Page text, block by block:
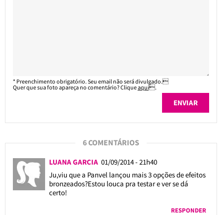
* Preenchimento obrigatório. Seu email não será divulgado.
Quer que sua foto apareça no comentário? Cliqueaqui.
6 COMENTÁRIOS
LUANA GARCIA 01/09/2014 - 21h40
Ju,viu que a Panvel lançou mais 3 opções de efeitos
bronzeados?Estou louca pra testar e ver se dá
certo!
RESPONDER